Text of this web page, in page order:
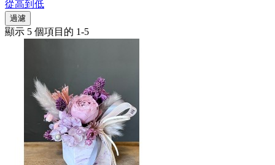
從高到低
過濾
顯示 5 個項目的 1-5